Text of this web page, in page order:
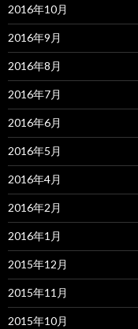
2016年10月
2016年9月
2016年8月
2016年7月
2016年6月
2016年5月
2016年4月
2016年2月
2016年1月
2015年12月
2015年11月
2015年10月